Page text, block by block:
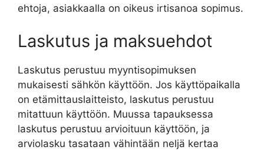
ehtoja, asiakkaalla on oikeus irtisanoa sopimus.
Laskutus ja maksuehdot
Laskutus perustuu myyntisopimuksen
mukaisesti sähkön käyttöön. Jos käyttöpaikalla
on etämittauslaitteisto, laskutus perustuu
mitattuun käyttöön. Muussa tapauksessa
laskutus perustuu arvioituun käyttöön, ja
arviolasku tasataan vähintään neljä kertaa